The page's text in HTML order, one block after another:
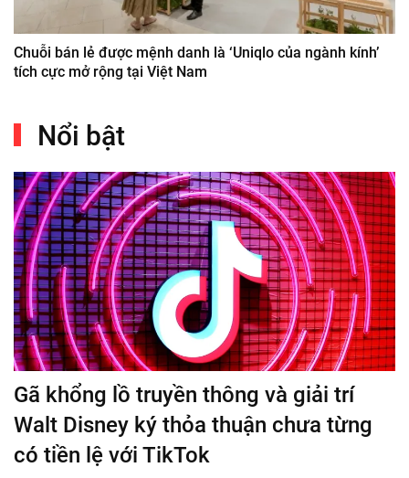
Chuỗi bán lẻ được mệnh danh là ‘Uniqlo của ngành kính’
tích cực mở rộng tại Việt Nam
Nổi bật
Gã khổng lồ truyền thông và giải trí
Walt Disney ký thỏa thuận chưa từng
có tiền lệ với TikTok